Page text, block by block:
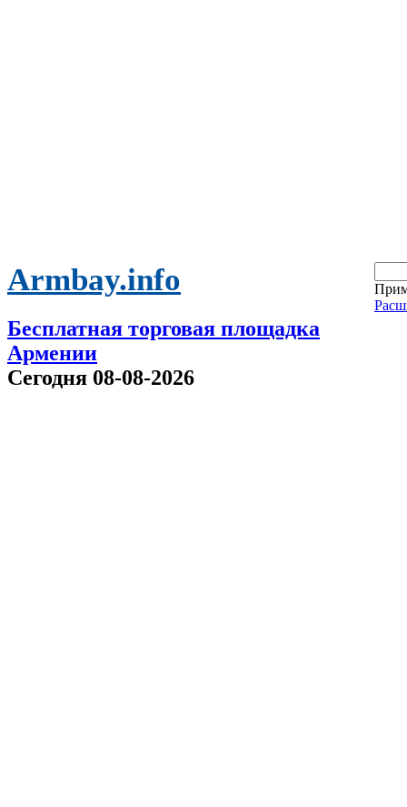
Armbay.info
Бесплатная торговая площадка
Армении
Сегодня 08-08-2026